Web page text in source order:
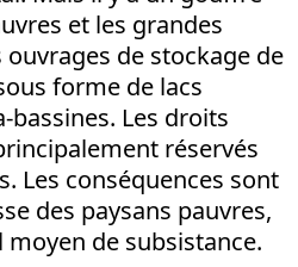
et les grandes
de stockage de
forme de lacs
Les droits
réservés
Les conséquences sont
des paysans pauvres,
de subsistance.